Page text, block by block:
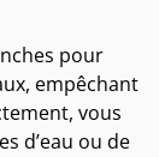
pour
empêchant
vous
d’eau ou de